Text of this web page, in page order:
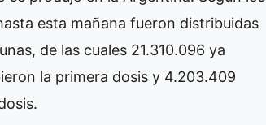
esta mañana fueron distribuidas
de las cuales 21.310.096 ya
la primera dosis y 4.203.409